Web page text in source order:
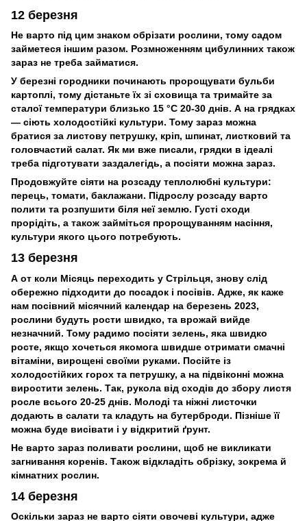
12 березня
Не варто під цим знаком обрізати рослини, тому садом
займетеся іншим разом. Розмноженням цибулинних також
зараз не треба займатися.
У березні городники починають пророщувати бульби
картоплі, тому дістаньте їх зі сховища та тримайте за
сталої температури близько 15 °С 20-30 днів. А на грядках
— сіють холодостійкі культури. Тому зараз можна
братися за листову петрушку, кріп, шпинат, листковий та
головчастий салат. Як ми вже писали, грядки в ідеалі
треба підготувати заздалегідь, а посіяти можна зараз.
Продовжуйте сіяти на розсаду теплолюбні культури:
перець, томати, баклажани. Підрослу розсаду варто
полити та розпушити біля неї землю. Густі сходи
прорідіть, а також займіться пророщуванням насіння,
культури якого цього потребують.
13 березня
А от коли Місяць переходить у Стрільця, знову слід
обережно підходити до посадок і посівів. Адже, як каже
нам посівний місячний календар на березень 2023,
рослини будуть рости швидко, та врожай вийде
незначний. Тому радимо посіяти зелень, яка швидко
росте, якщо хочеться якомога швидше отримати смачні
вітаміни, вирощені своїми руками. Посійте із
холодостійких горох та петрушку, а на підвіконні можна
виростити зелень. Так, рукола від сходів до збору листя
росле всього 20-25 днів. Молоді та ніжні листочки
додають в салати та кладуть на бутерброди. Пізніше її
можна буде висівати і у відкритий ґрунт.
Не варто зараз поливати рослини, щоб не викликати
загнивання коренів. Також відкладіть обрізку, зокрема й
кімнатних рослин.
14 березня
Оскільки зараз не варто сіяти овочеві культури, адже